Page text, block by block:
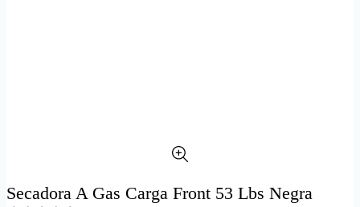
Secadora A Gas Carga Front 53 Lbs Negra